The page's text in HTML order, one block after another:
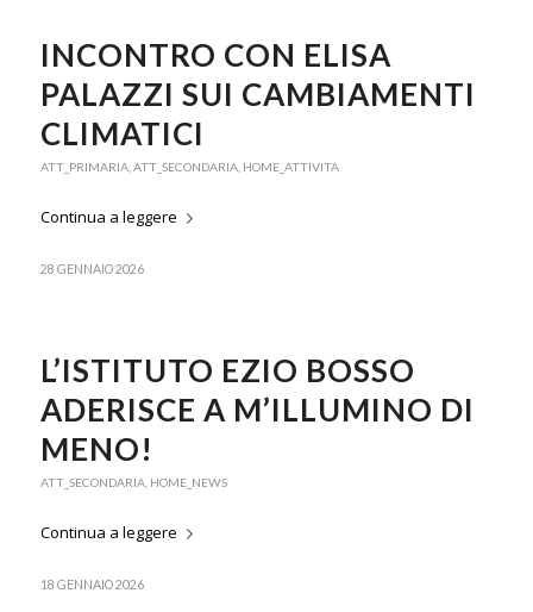
INCONTRO CON ELISA
PALAZZI SUI CAMBIAMENTI
CLIMATICI
ATT_PRIMARIA, ATT_SECONDARIA, HOME_ATTIVITA
Continua a leggere
28 GENNAIO 2026
L’ISTITUTO EZIO BOSSO
ADERISCE A M’ILLUMINO DI
MENO!
ATT_SECONDARIA, HOME_NEWS
Continua a leggere
18 GENNAIO 2026